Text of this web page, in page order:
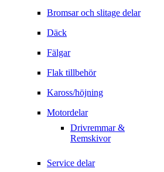
Bromsar och slitage delar
Däck
Fälgar
Flak tillbehör
Kaross/höjning
Motordelar
Drivremmar &
Remskivor
Service delar